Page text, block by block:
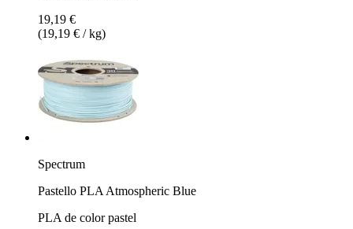
19,19 €
(19,19 € / kg)
Spectrum
Pastello PLA Atmospheric Blue
PLA de color pastel